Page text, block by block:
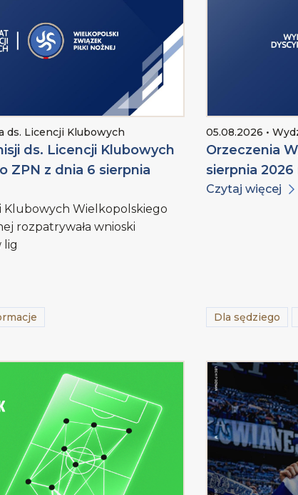
ds. Licencji Klubowych
ds. Licencji Klubowych
ZPN z dnia 6 sierpnia
Klubowych Wielkopolskiego
rozpatrywała wnioski
lig
05.08.2026 •
Orzeczenia
sierpnia 2026
Czytaj więcej
Dla sędziego